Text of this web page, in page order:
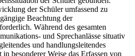
der Schüler umfassend zu
Beachtung der
Während des gesamten
und Sprechanlässe situativ
und handlungsleitendes
besonderer Weise das Erfassen von